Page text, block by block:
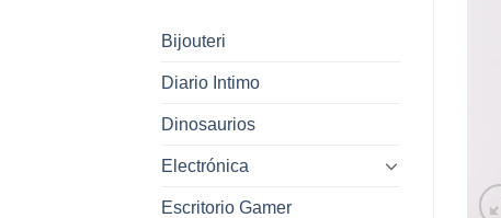
Bijouteri
Diario Intimo
Dinosaurios
Electrónica
Escritorio Gamer